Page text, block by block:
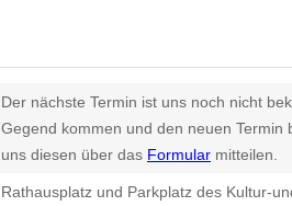
Der nächste Termin ist uns noch nicht
Gegend kommen und den neuen Termin
uns diesen über das Formular mitteilen.
Rathausplatz und Parkplatz des Kultur-